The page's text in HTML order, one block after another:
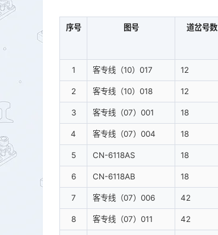
序号 图号 道岔号数
1 客专线（10）017 12
2 客专线（10）018 12
3 客专线（07）001 18
4 客专线（07）004 18
5 CN-6118AS 18
6 CN-6118AB 18
7 客专线（07）006 42
8 客专线（07）011 42